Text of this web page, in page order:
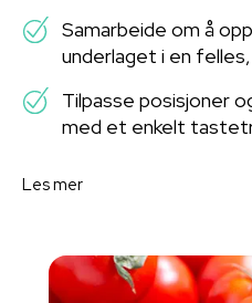
Samarbeide om å
underlaget i en
Tilpasse posisjoner
med et enkelt
Les mer